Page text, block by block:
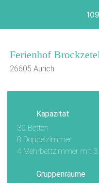
Ferienhof
26605 Aurich
Kapazität
30 Betten
8 Doppelzimmer
4 Mehrbettzimmer mit 3
Gruppenräume